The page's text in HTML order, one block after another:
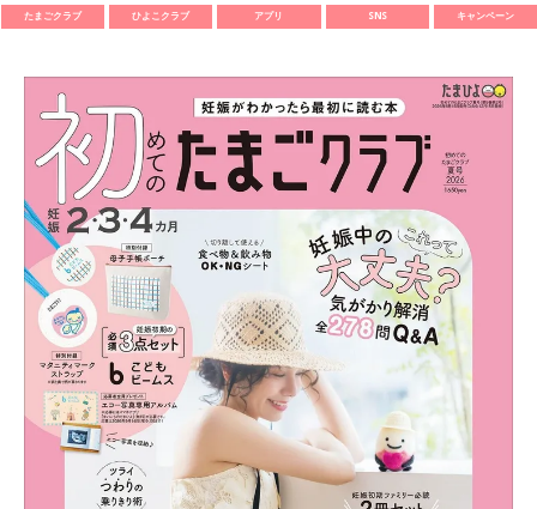
たまごクラブ ひよこクラブ アプリ SNS キャンペーン